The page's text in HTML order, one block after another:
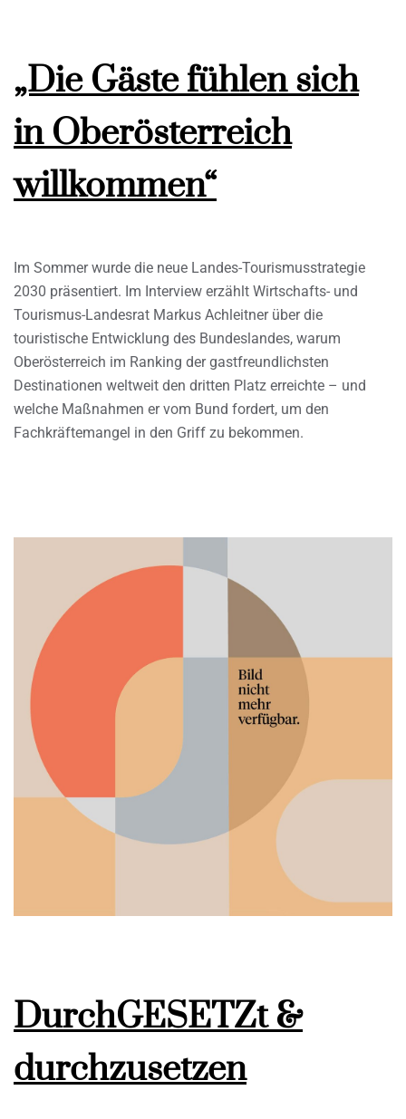
„Die Gäste fühlen sich
in Oberösterreich
willkommen“
Im Sommer wurde die neue Landes-Tourismusstrategie
2030 präsentiert. Im Interview erzählt Wirtschafts- und
Tourismus-Landesrat Markus Achleitner über die
touristische Entwicklung des Bundeslandes, warum
Oberösterreich im Ranking der gastfreundlichsten
Destinationen weltweit den dritten Platz erreichte – und
welche Maßnahmen er vom Bund fordert, um den
Fachkräftemangel in den Griff zu bekommen.
DurchGESETZt &
durchzusetzen